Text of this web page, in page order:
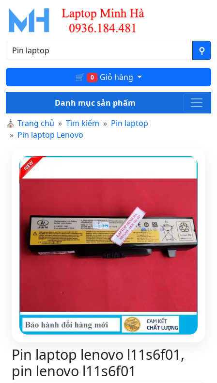
🛒 0 Giỏ hàng
Danh mục sản phẩm
⛪ Trang chủ Tìm kiếm
Pin laptop
Pin laptop Lenovo
Pin laptop lenovo l11s6f01,
pin lenovo l11s6f01